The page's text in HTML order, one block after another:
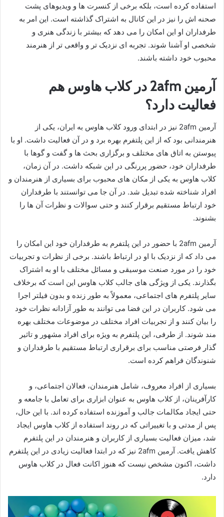
استفاده کرده است، بلکه برخی از کنسرت‌ ها و ویدیوهای پشت‌
صحنه‌ اش را نیز در این کانال به اشتراک گذاشته است. این امر به
طرفداران او این امکان را می‌ دهد که بیشتر با زندگی هنری و
شخصی او آشنا شوند. تجربه‌ ای نزدیک‌ تر و واقعی‌ تر از هنرمند
محبوب خود داشته باشند.
آرمین 2afm در کلاب هاوس هم
فعالیت دارد؟
آرمین 2afm نیز در ابتدای ورود کلاب هاوس به ایران، یکی از
هنرمندانی بود که از این پلتفرم بهره برد و در آن فعالیت داشت. او با
پیوستن به اتاق‌ های مختلف و برگزاری بحث‌ ها و گفت‌ و گوها با
طرفداران خود، حضور پررنگی در این شبکه داشت. در آن زمان،
کلاب هاوس به یکی از مکان‌ های محبوب برای بسیاری از هنرمندان و
افراد شناخته‌ شده تبدیل شد. در آن جا می‌ توانستند با طرفداران
خود ارتباط مستقیم برقرار کنند و حتی سوالات و نظرات آن‌ ها را
بشنوند.
آرمین 2afm با حضور در این پلتفرم به طرفداران خود این امکان را
می‌ داد که از نزدیک با او در ارتباط باشند. برخی از نظرات و تجربیات
خود را در مورد صنعت موسیقی و مسائل مختلف با او به اشتراک
بگذارند. یکی از ویژگی‌ های جالب کلاب هاوس این است که برخلاف
سایر پلتفرم‌ های اجتماعی، معمولاً به‌ طور زنده و بدون فیلتر اجرا
می‌ شود. کاربران در این فضا می‌ توانند به‌ طور آزادانه نظرات خود
را بیان کنند و از تجربیات افراد مختلف در موضوعات مختلف بهره‌
مند شوند. از طرفی، این پلتفرم به‌ ویژه برای افراد مشهور و تاثیر
گذار فرصتی مناسب برای برقراری ارتباط مستقیم با طرفداران و
شنوندگان فراهم کرده است.
بسیاری از افراد معروف، شامل هنرمندان، فعالان اجتماعی، و
کارآفرینان، از کلاب هاوس به‌ عنوان ابزاری برای تعامل با جامعه و
حتی ایجاد مکالمات جالب و آموزنده استفاده کرده‌ اند. با این حال،
پس از مدتی و با تغییراتی که در روند استفاده از کلاب هاوس ایجاد
شد، میزان فعالیت بسیاری از کاربران و هنرمندان در این پلتفرم
کاهش یافت. آرمین 2afm نیز که در ابتدا فعالیت زیادی در این پلتفرم
داشت، اکنون مشخص نیست که هنوز اکانت فعال در کلاب هاوس
دارد.